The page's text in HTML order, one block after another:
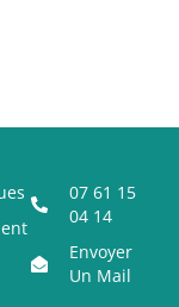
07 61 15
04 14
Envoyer
Un Mail